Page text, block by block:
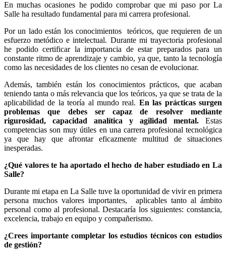
En muchas ocasiones he podido comprobar que mi paso por La
Salle ha resultado fundamental para mi carrera profesional.
Por un lado están los conocimientos teóricos, que requieren de un
esfuerzo metódico e intelectual. Durante mi trayectoria profesional
he podido certificar la importancia de estar preparados para un
constante ritmo de aprendizaje y cambio, ya que, tanto la tecnología
como las necesidades de los clientes no cesan de evolucionar.
Además, también están los conocimientos prácticos, que acaban
teniendo tanta o más relevancia que los teóricos, ya que se trata de la
aplicabilidad de la teoría al mundo real. En las prácticas surgen
problemas que debes ser capaz de resolver mediante
rigurosidad, capacidad analítica y agilidad mental. Estas
competencias son muy útiles en una carrera profesional tecnológica
ya que hay que afrontar eficazmente multitud de situaciones
inesperadas.
¿Qué valores te ha aportado el hecho de haber estudiado en La
Salle?
Durante mi etapa en La Salle tuve la oportunidad de vivir en primera
persona muchos valores importantes, aplicables tanto al ámbito
personal como al profesional. Destacaría los siguientes: constancia,
excelencia, trabajo en equipo y compañerismo.
¿Crees importante completar los estudios técnicos con estudios
de gestión?